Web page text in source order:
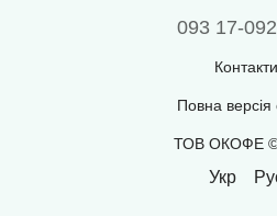
093 17-
Контакти
Повна версія
ТОВ ОКОФЕ ©
Укр